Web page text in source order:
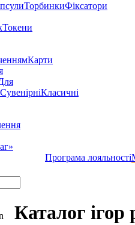
ТорбинкиФіксатори
Токени
Карти
СувенірніКласичні
Програма лояльності
Каталог ігор